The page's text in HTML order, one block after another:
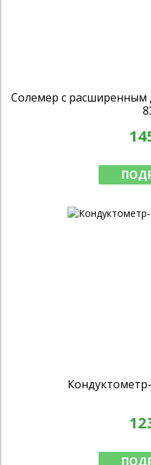
Cолемер с расширенным